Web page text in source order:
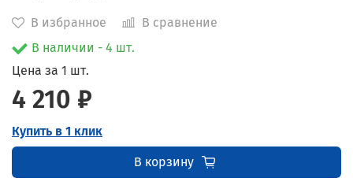
В избранное
В сравнение
В наличии - 4 шт.
Цена за 1 шт.
4 210 ₽
Купить в 1 клик
В корзину